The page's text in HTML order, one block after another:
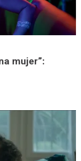
mujer”: